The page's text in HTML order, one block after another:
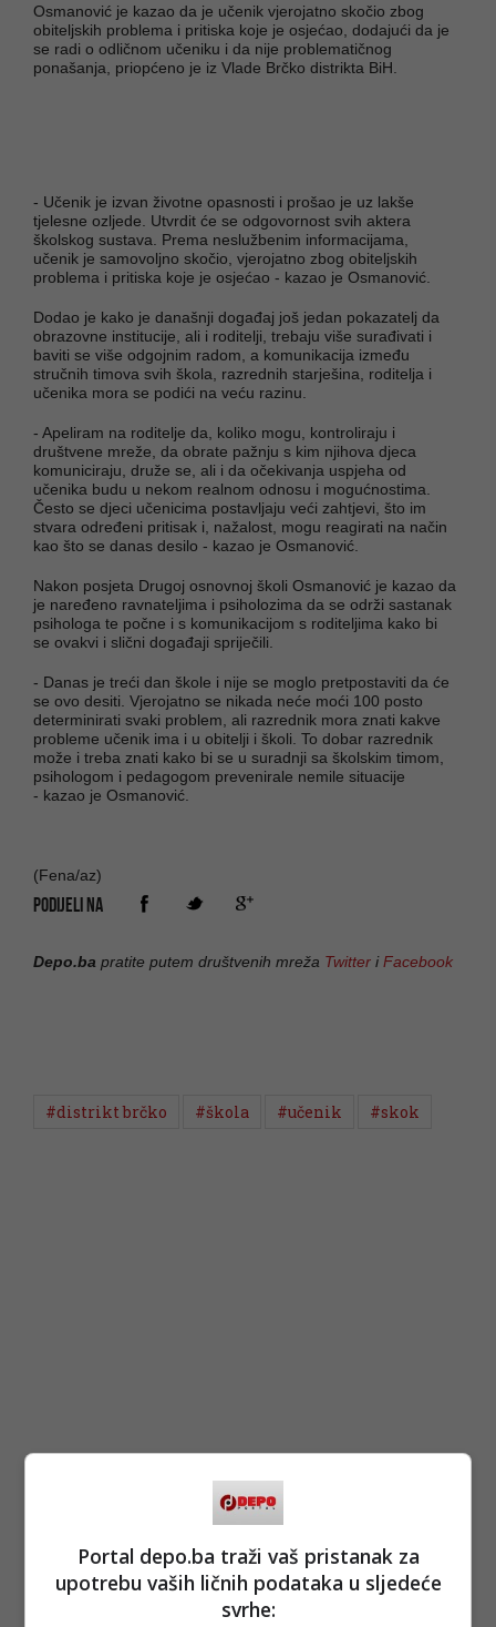
Osmanović je kazao da je učenik vjerojatno skočio zbog
obiteljskih problema i pritiska koje je osjećao, dodajući da je
se radi o odličnom učeniku i da nije problematičnog
ponašanja, priopćeno je iz Vlade Brčko distrikta BiH.
- Učenik je izvan životne opasnosti i prošao je uz lakše
tjelesne ozljede. Utvrdit će se odgovornost svih aktera
školskog sustava. Prema neslužbenim informacijama,
učenik je samovoljno skočio, vjerojatno zbog obiteljskih
problema i pritiska koje je osjećao - kazao je Osmanović.
Dodao je kako je današnji događaj još jedan pokazatelj da
obrazovne institucije, ali i roditelji, trebaju više surađivati i
baviti se više odgojnim radom, a komunikacija između
stručnih timova svih škola, razrednih starješina, roditelja i
učenika mora se podići na veću razinu.
- Apeliram na roditelje da, koliko mogu, kontroliraju i
društvene mreže, da obrate pažnju s kim njihova djeca
komuniciraju, druže se, ali i da očekivanja uspjeha od
učenika budu u nekom realnom odnosu i mogućnostima.
Često se djeci učenicima postavljaju veći zahtjevi, što im
stvara određeni pritisak i, nažalost, mogu reagirati na način
kao što se danas desilo - kazao je Osmanović.
Nakon posjeta Drugoj osnovnoj školi Osmanović je kazao da
je naređeno ravnateljima i psiholozima da se održi sastanak
psihologa te počne i s komunikacijom s roditeljima kako bi
se ovakvi i slični događaji spriječili.
- Danas je treći dan škole i nije se moglo pretpostaviti da će
se ovo desiti. Vjerojatno se nikada neće moći 100 posto
determinirati svaki problem, ali razrednik mora znati kakve
probleme učenik ima i u obitelji i školi. To dobar razrednik
može i treba znati kako bi se u suradnji sa školskim timom,
psihologom i pedagogom prevenirale nemile situacije
- kazao je Osmanović.
(Fena/az)
PODIJELI NA
Depo.ba pratite putem društvenih mreža Twitter iFacebook
#distrikt brčko #škola #učenik #skok
Portal depo.ba traži vaš pristanak za
upotrebu vaših ličnih podataka u sljedeće
svrhe: